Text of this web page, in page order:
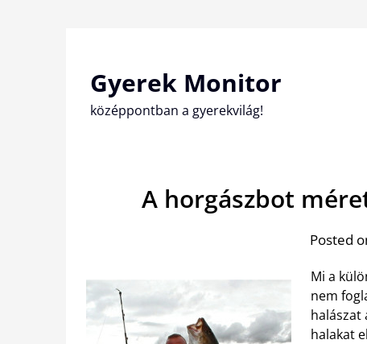
Gyerek Monitor
középpontban a gyerekvilág!
A horgászbot
Posted
Mi a
nem
halászat
halakat